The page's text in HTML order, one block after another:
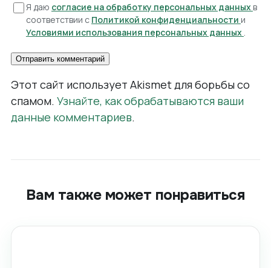
Я даю согласие на обработку персональных данных в
соответствии с Политикой конфиденциальности и
Условиями использования персональных данных
Этот сайт использует Akismet для борьбы со
спамом. Узнайте, как обрабатываются ваши
данные комментариев.
Вам также может понравиться